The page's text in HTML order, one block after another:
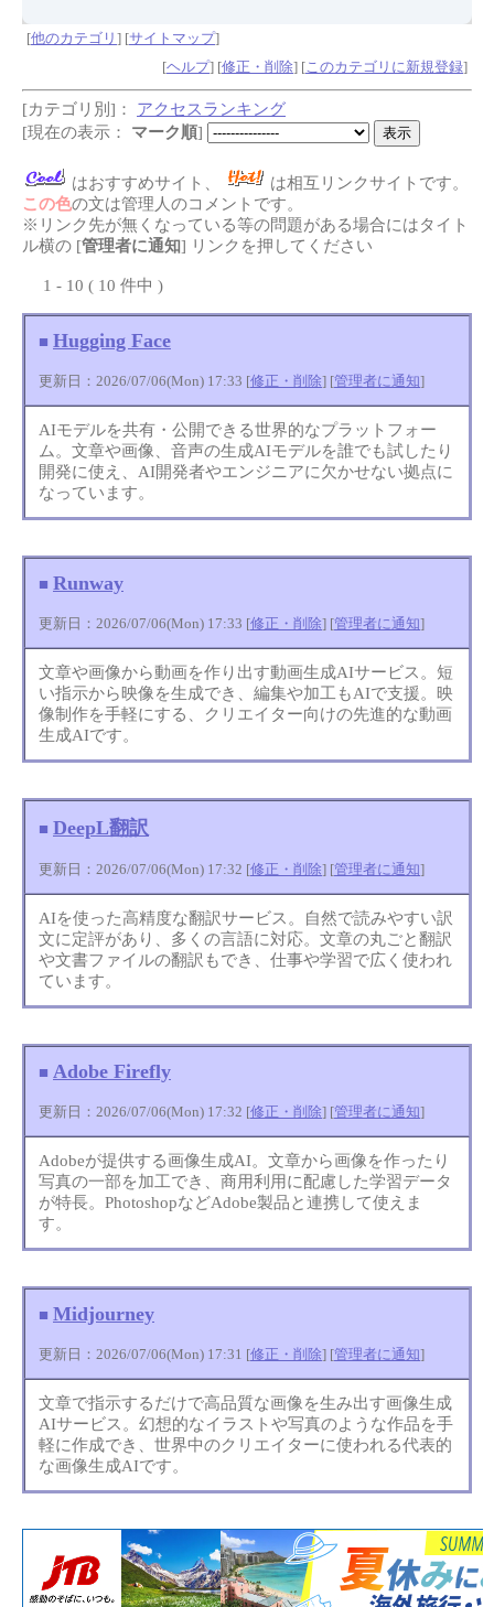
[他のカテゴリ ] [サイトマップ]
[ヘルプ] [修正・削除] [ このカテゴリに新規登録]
[カテゴリ別]： アクセスランキング
[現在の表示：
マーク順]
はおすすめサイト、
は相互リンクサイトです。
この色の文は管理人のコメントです。
※リンク先が無くなっている等の問題がある場合にはタイト
ル横の [管理者に通知] リンクを押してください
1 - 10 ( 10 件中 )
■ Hugging Face
更新日：2026/07/06(Mon) 17:33 [修正・削除] [管理者に通知]
AIモデルを共有・公開できる世界的なプラットフォー
ム。文章や画像、音声の生成AIモデルを誰でも試したり
開発に使え、AI開発者やエンジニアに欠かせない拠点に
なっています。
■ Runway
更新日：2026/07/06(Mon) 17:33 [修正・削除] [管理者に通知]
文章や画像から動画を作り出す動画生成AIサービス。短
い指示から映像を生成でき、編集や加工もAIで支援。映
像制作を手軽にする、クリエイター向けの先進的な動画
生成AIです。
■ DeepL翻訳
更新日：2026/07/06(Mon) 17:32 [修正・削除] [管理者に通知]
AIを使った高精度な翻訳サービス。自然で読みやすい訳
文に定評があり、多くの言語に対応。文章の丸ごと翻訳
や文書ファイルの翻訳もでき、仕事や学習で広く使われ
ています。
■ Adobe Firefly
更新日：2026/07/06(Mon) 17:32 [修正・削除] [管理者に通知]
Adobeが提供する画像生成AI。文章から画像を作ったり
写真の一部を加工でき、商用利用に配慮した学習データ
が特長。PhotoshopなどAdobe製品と連携して使えま
す。
■ Midjourney
更新日：2026/07/06(Mon) 17:31 [修正・削除] [管理者に通知]
文章で指示するだけで高品質な画像を生み出す画像生成
AIサービス。幻想的なイラストや写真のような作品を手
軽に作成でき、世界中のクリエイターに使われる代表的
な画像生成AIです。